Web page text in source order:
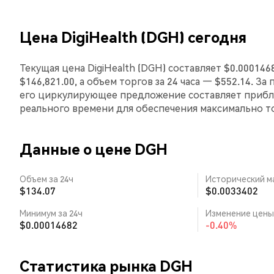
Цена DigiHealth (DGH) сегодня
Текущая цена DigiHealth (DGH) составляет
$146,821.00, а объем торгов за 24 часа — $552.14.
его циркулирующее предложение составляет
реального времени для обеспечения
Данные о цене DGH
Объем за 24ч
$134.07
Исторический
$0.0033402
Минимум за 24ч
$0.00014682
Изменение цены
-0.40%
Статистика рынка DGH